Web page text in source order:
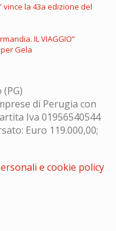
vince la 43a edizione del
IL VIAGGIO”
Gela
di Perugia con
Iva 01956540544
Euro 119.000,00;
e cookie policy